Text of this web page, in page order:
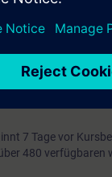
von STEP 7
mit SIMATIC S7-
S7-300/400
S7-1500
7 Tage vor
480 verfügbaren